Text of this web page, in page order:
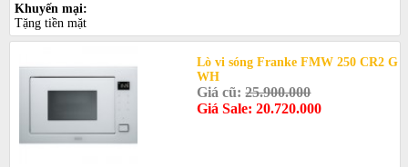
Khuyến mại:
Tặng tiền mặt
Lò vi sóng Franke FMW 250 CR2 G
WH
Giá cũ:25.900.000
Giá Sale: 20.720.000